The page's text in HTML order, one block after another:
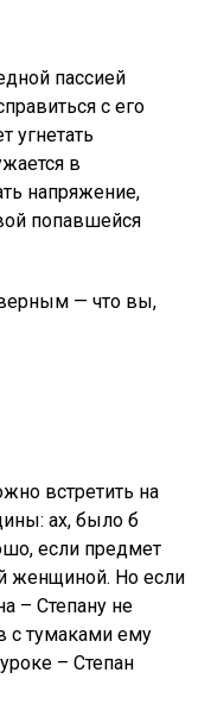
пассией
с его
угнетать
в
напряжение,
попавшейся
— что вы,
встретить на
ах, было б
если предмет
женщиной. Но если
– Степану не
с тумаками ему
– Степан